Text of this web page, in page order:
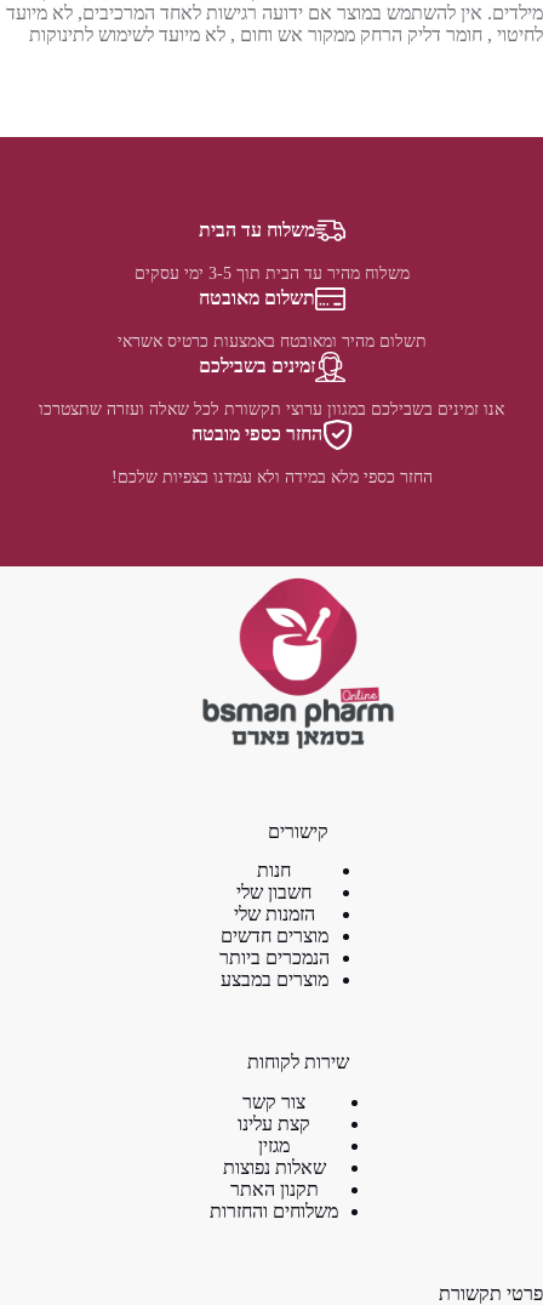
מילדים. אין להשתמש במוצר אם ידועה רגישות לאחד המרכיבים, לא מיועד
לחיטוי , חומר דליק הרחק ממקור אש וחום , לא מיועד לשימוש לתינוקות
משלוח עד הבית
משלוח מהיר עד הבית תוך 3-5 ימי עסקים
תשלום מאובטח
תשלום מהיר ומאובטח באמצעות כרטיס אשראי
זמינים בשבילכם
אנו זמינים בשבילכם במגוון ערוצי תקשורת לכל שאלה ועזרה שתצטרכו
החזר כספי מובטח
החזר כספי מלא במידה ולא עמדנו בצפיות שלכם!
קישורים
חנות
חשבון שלי
הזמנות שלי
מוצרים חדשים
הנמכרים ביותר
מוצרים במבצע
שירות לקוחות
צור קשר
קצת עלינו
מגזין
שאלות נפוצות
תקנון האתר
משלוחים והחזרות
פרטי תקשורת